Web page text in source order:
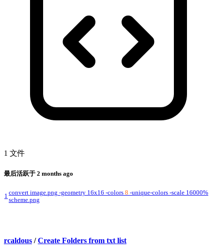
1 文件
最后活跃于 2 months ago
1 convert image.png -geometry 16x16 -colors 8 -unique-colors -scale 16000%
scheme.png
rcaldous / Create Folders from txt list